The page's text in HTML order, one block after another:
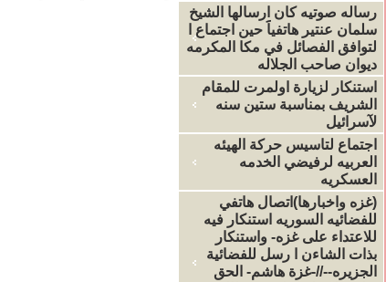
رساله صوتيه كان ارسالها الشيخ
سلمان عنتير هاتفياََ حين اجتماع ا
لتوافق الفصائل في مكا المكرمه
ديوان صاحب الجلاله
استنكار لزيارة اولمرت للمقام
الشريف بمناسبة ستين سنه
لآسرائيل
اجتماع لتاسيس حركة الهيئه
العربيه لرفيضي الخدمه
العسكريه
(غزه واخبارها)اتصال هاتفي
للفضائيه السوريه استنكار فيه
للاعتداء على غزه- واستنكار
بذات الشاءن ا رسل للفضائية
الجزيره--//-غزة هاشم- الحق